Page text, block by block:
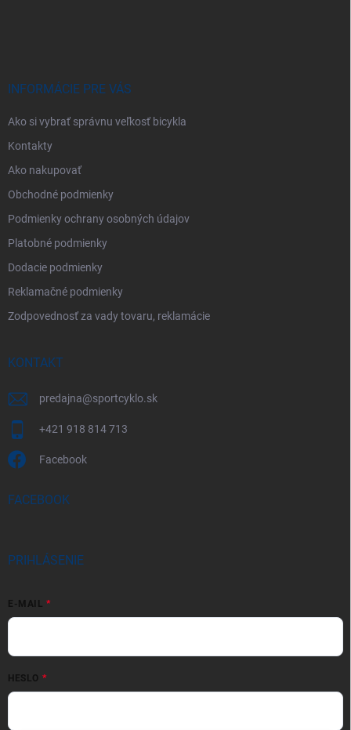
INFORMÁCIE PRE VÁS
Ako si vybrať správnu veľkosť bicykla
Kontakty
Ako nakupovať
Obchodné podmienky
Podmienky ochrany osobných údajov
Platobné podmienky
Dodacie podmienky
Reklamačné podmienky
Zodpovednosť za vady tovaru, reklamácie
KONTAKT
predajna@sportcyklo.sk
+421 918 814 713
Facebook
FACEBOOK
PRIHLÁSENIE
E-MAIL
HESLO